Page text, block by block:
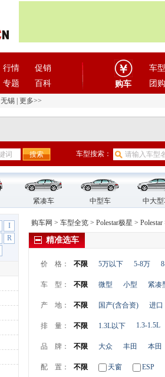
行情
促销
专题 百科 购车
车型
团购
无锡 更多>>
车型搜索：
紧凑车 中型车 中大
I
R
购车网 > 车型全览 > Polestar极星 > Polestar
精准选车
价 格： 不限 5万以下 5-8万
车 型： 不限 微型 小型 紧凑
产 地： 不限 国产(含合资) 进口
排 量： 不限 1.3L以下 1.3-1.5L
品 牌： 不限 大众 丰田 本田
配 置： 不限 天窗 ESP